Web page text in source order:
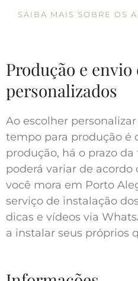
SAIBA MAIS SOBRE OS
Produção e
personalizados
Ao escolher
tempo para produção é
produção, há o prazo
poderá variar de acordo
você mora em Porto
serviço de instalação
dicas e vídeos via
a instalar seus próprios